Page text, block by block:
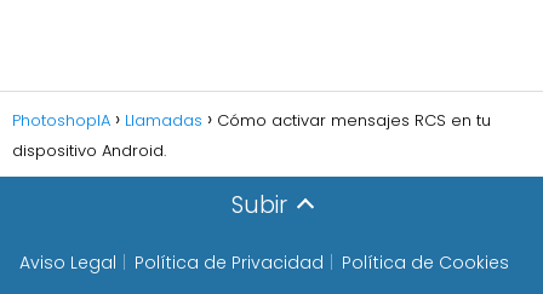
PhotoshopIA Llamadas
Cómo activar mensajes RCS en tu
dispositivo Android.
Subir
Aviso Legal Política de Privacidad Política de Cookies